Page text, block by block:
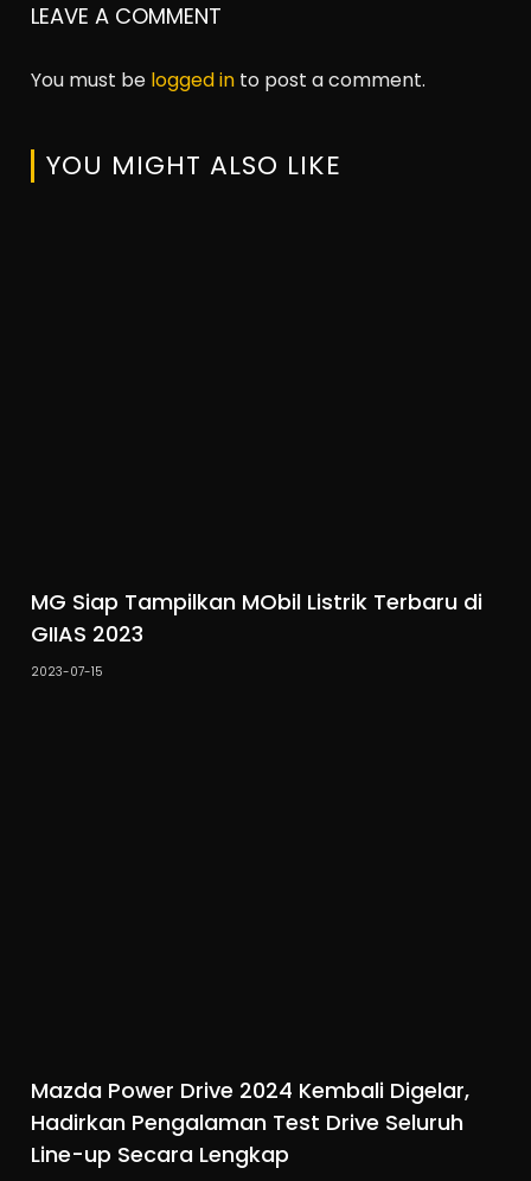
LEAVE A COMMENT
You must be logged in to post a comment.
YOU MIGHT ALSO LIKE
MG Siap Tampilkan MObil Listrik Terbaru di
GIIAS 2023
2023-07-15
Mazda Power Drive 2024 Kembali Digelar,
Hadirkan Pengalaman Test Drive Seluruh
Line-up Secara Lengkap